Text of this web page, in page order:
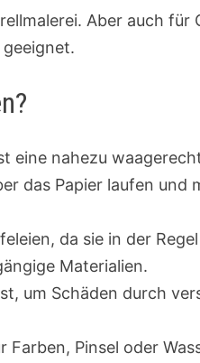
Aber auch für
eine nahezu
das Papier laufen und
da sie in der
Materialien.
um Schäden durch
Pinsel oder